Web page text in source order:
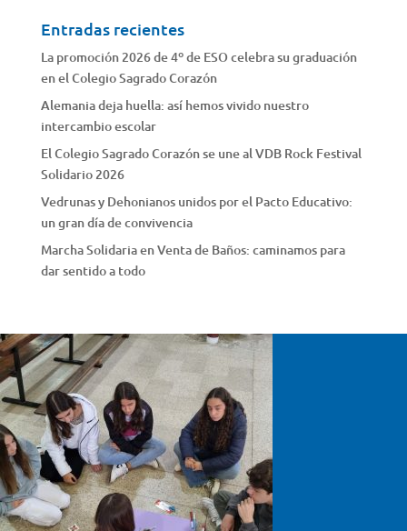
Entradas recientes
La promoción 2026 de 4º de ESO celebra su graduación
en el Colegio Sagrado Corazón
Alemania deja huella: así hemos vivido nuestro
intercambio escolar
El Colegio Sagrado Corazón se une al VDB Rock Festival
Solidario 2026
Vedrunas y Dehonianos unidos por el Pacto Educativo:
un gran día de convivencia
Marcha Solidaria en Venta de Baños: caminamos para
dar sentido a todo